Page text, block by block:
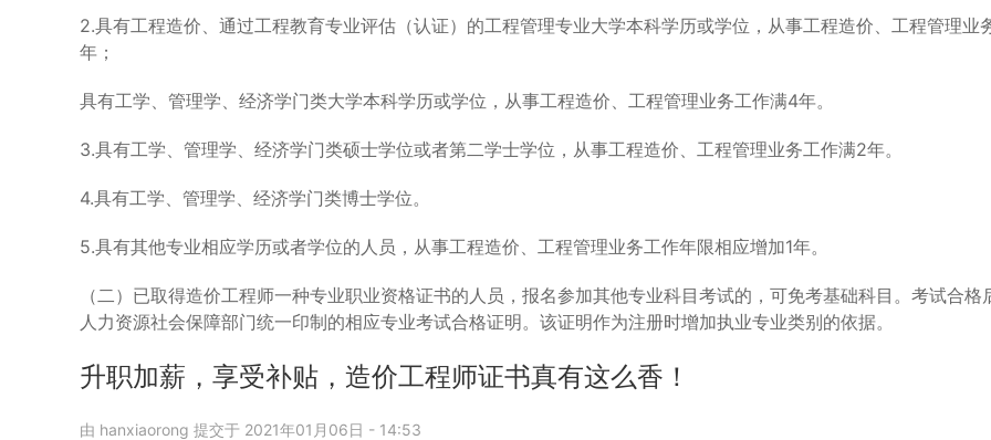
资
考
件
2.具有工程造价、通过工程教育专业评估（认证）的工程管理专业大学本科学历或学位，从事工程造价、工程管理业
年；
具有工学、管理学、经济学门类大学本科学历或学位，从事工程造价、工程管理业务工作满4年。
3.具有工学、管理学、经济学门类硕士学位或者第二学士学位，从事工程造价、工程管理业务工作满2年。
4.具有工学、管理学、经济学门类博士学位。
5.具有其他专业相应学历或者学位的人员，从事工程造价、工程管理业务工作年限相应增加1年。
（二）已取得造价工程师一种专业职业资格证书的人员，报名参加其他专业科目考试的，可免考基础科目。考试合格
人力资源社会保障部门统一印制的相应专业考试合格证明。该证明作为注册时增加执业专业类别的依据。
升职加薪，享受补贴，造价工程师证书真有这么香！
由 hanxiaorong 提交于 2021年01月06日 - 14:53